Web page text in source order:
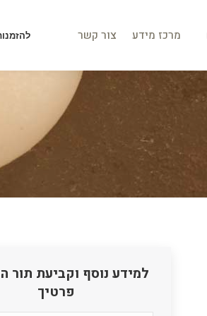
מרכז מידע צור קשר להזמנות 03-
למידע נוסף וקביעת תור
פרטיך